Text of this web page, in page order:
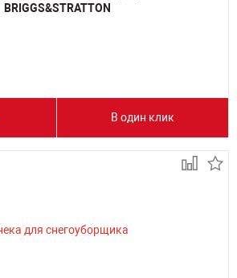
BRIGGS&STRATTON
В один клик